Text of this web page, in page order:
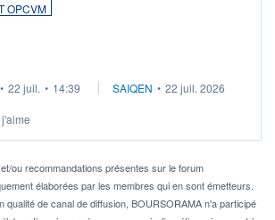
OPCVM
des actions individuelles.
qu'il soit éligible au PEA.
• 22 juil. • 14:39 SAIQEN • 22 juil. 2026
j'aime
ou recommandations présentes sur le forum
élaborées par les membres qui en sont émetteurs.
qualité de canal de diffusion, BOURSORAMA n'a participé